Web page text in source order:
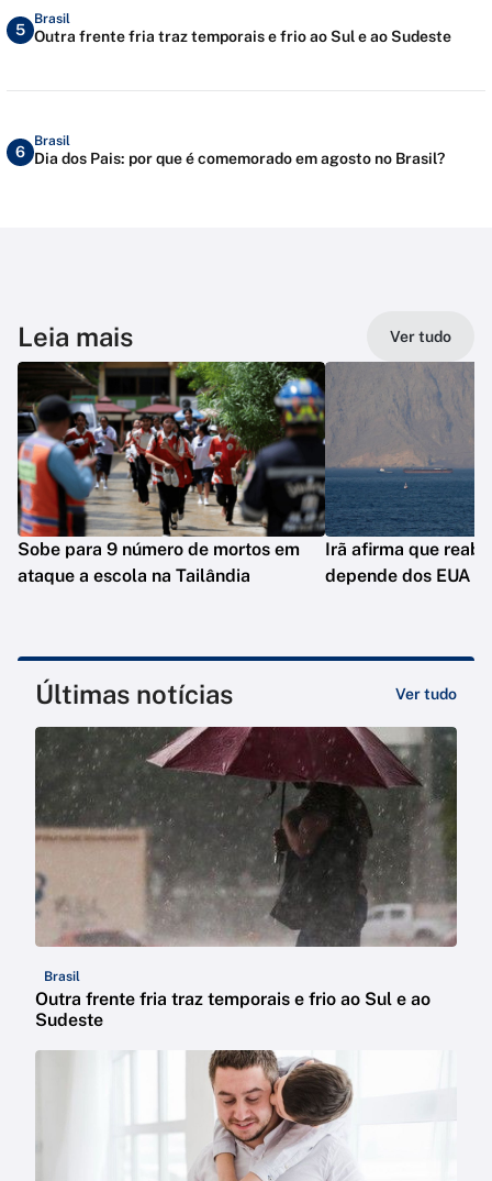
5
Brasil
Outra frente fria traz temporais e frio ao Sul e ao Sudeste
6
Brasil
Dia dos Pais: por que é comemorado em agosto no Brasil?
Leia mais Ver tudo
Sobe para 9 número de mortos em
ataque a escola na Tailândia
Irã afirma que
depende dos EUA
Últimas notícias Ver tudo
Brasil
Outra frente fria traz temporais e frio ao Sul e ao
Sudeste